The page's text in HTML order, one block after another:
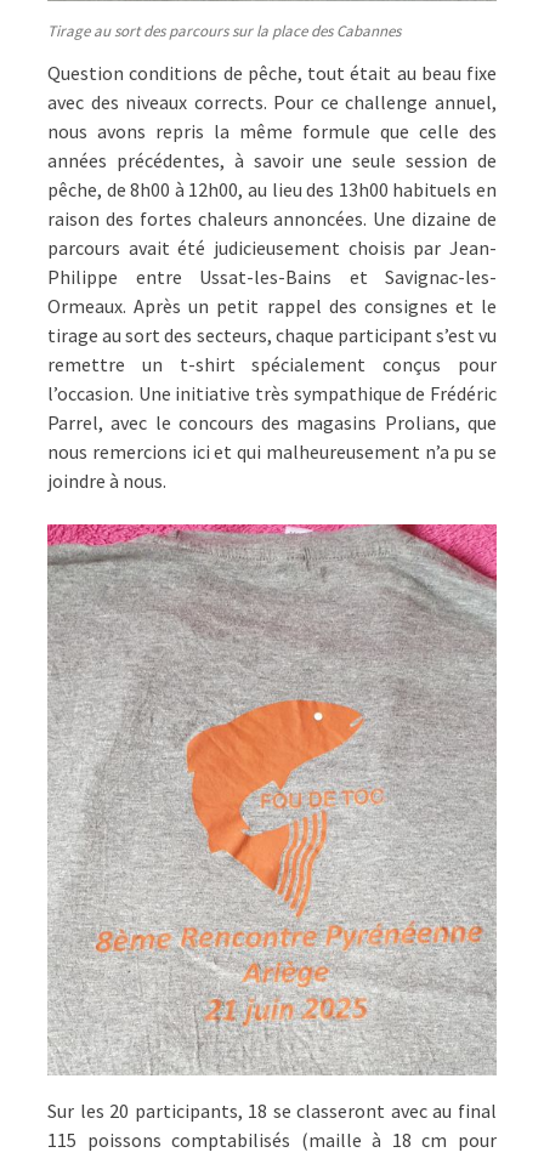
Tirage au sort des parcours sur la place des Cabannes
Question conditions de pêche, tout était au beau fixe
avec des niveaux corrects. Pour ce challenge annuel,
nous avons repris la même formule que celle des
années précédentes, à savoir une seule session de
pêche, de 8h00 à 12h00, au lieu des 13h00 habituels en
raison des fortes chaleurs annoncées. Une dizaine de
parcours avait été judicieusement choisis par Jean-
Philippe entre Ussat-les-Bains et Savignac-les-
Ormeaux. Après un petit rappel des consignes et le
tirage au sort des secteurs, chaque participant s’est vu
remettre un t-shirt spécialement conçus pour
l’occasion. Une initiative très sympathique de Frédéric
Parrel, avec le concours des magasins Prolians, que
nous remercions ici et qui malheureusement n’a pu se
joindre à nous.
Sur les 20 participants, 18 se classeront avec au final
115 poissons comptabilisés (maille à 18 cm pour